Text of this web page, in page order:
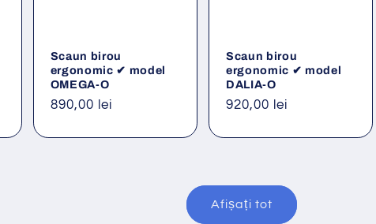
Scaun birou
ergonomic ✔ model
OMEGA-O
Preț
890,00 lei
Scaun birou
ergonomic ✔ model
DALIA-O
Preț
920,00 lei
Afișați tot